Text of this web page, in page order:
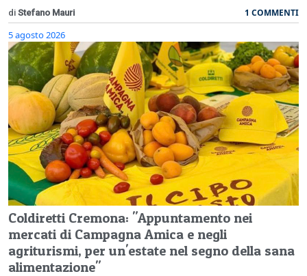
di Stefano Mauri 1 COMMENTI
5 agosto 2026
Coldiretti Cremona: "Appuntamento nei
mercati di Campagna Amica e negli
agriturismi, per un'estate nel segno della sana
alimentazione"